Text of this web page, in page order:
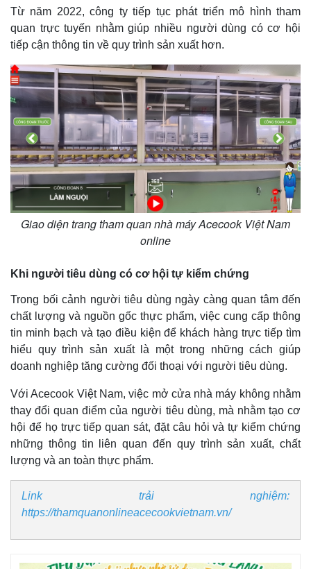
Từ năm 2022, công ty tiếp tục phát triển mô hình tham
quan trực tuyến nhằm giúp nhiều người dùng có cơ hội
tiếp cận thông tin về quy trình sản xuất hơn.
Giao diện trang tham quan nhà máy Acecook Việt Nam
online
Khi người tiêu dùng có cơ hội tự kiểm chứng
Trong bối cảnh người tiêu dùng ngày càng quan tâm đến
chất lượng và nguồn gốc thực phẩm, việc cung cấp thông
tin minh bạch và tạo điều kiện để khách hàng trực tiếp tìm
hiểu quy trình sản xuất là một trong những cách giúp
doanh nghiệp tăng cường đối thoại với người tiêu dùng.
Với Acecook Việt Nam, việc mở cửa nhà máy không nhằm
thay đổi quan điểm của người tiêu dùng, mà nhằm tạo cơ
hội để họ trực tiếp quan sát, đặt câu hỏi và tự kiểm chứng
những thông tin liên quan đến quy trình sản xuất, chất
lượng và an toàn thực phẩm.
Link trải nghiệm:
https://thamquanonlineacecookvietnam.vn/